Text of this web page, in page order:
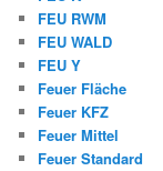
FEU RWM
FEU WALD
FEU Y
Feuer Fläche
Feuer KFZ
Feuer Mittel
Feuer Standard